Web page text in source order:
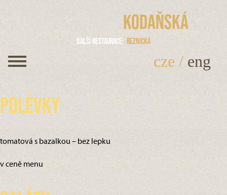
Kodaňská
Další restaurace Řeznická
cze / eng
Polévky
tomatová s bazalkou – bez lepku
v ceně menu